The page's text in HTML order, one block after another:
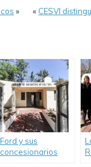
» « CESVI
Ford y sus
concesionarios